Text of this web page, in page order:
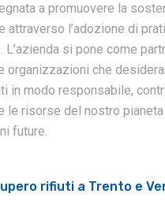
a promuovere la
attraverso l’adozione di
L’azienda si pone come
organizzazioni che
in modo responsabile,
le risorse del nostro
future.
rifiuti a Trento e